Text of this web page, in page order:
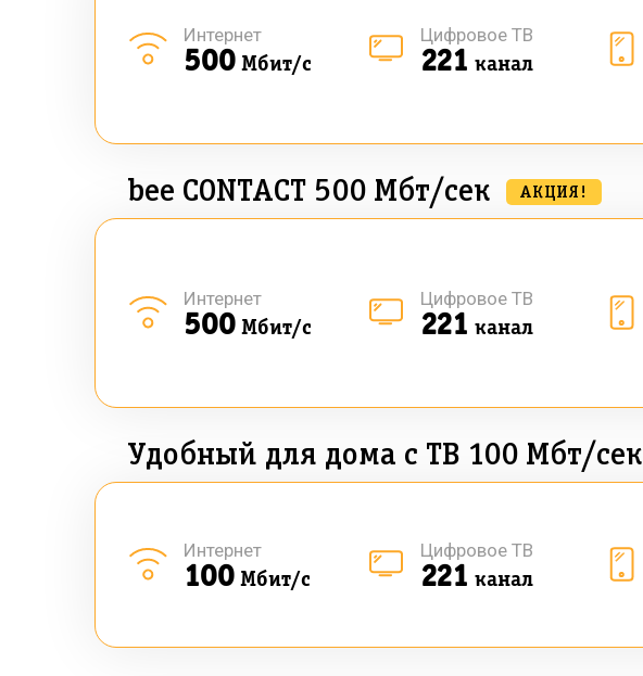
500 Мбит/с
Интернет
221 канал
Цифровое ТВ
bee CONTACT 500 Мбт/сек АКЦИЯ!
500 Мбит/с
Интернет
221 канал
Цифровое ТВ
Удобный для дома с ТВ 100 Мбт/сек
100 Мбит/с
Интернет
221 канал
Цифровое ТВ